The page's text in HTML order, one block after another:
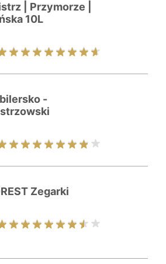
| Przymorze |
10L
-
Zegarki